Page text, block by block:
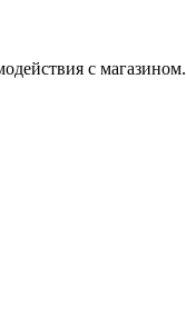
с магазином.